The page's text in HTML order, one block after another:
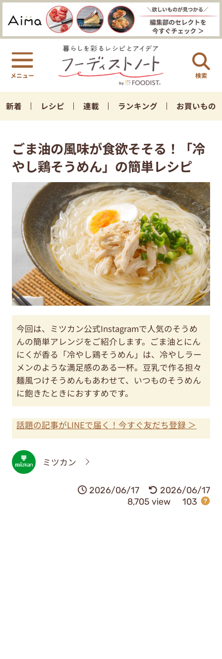
検索
新着 レシピ 連載 ランキング お買いもの
ごま油の風味が食欲そそる！「冷
やし鶏そうめん」の簡単レシピ
今回は、ミツカン公式Instagramで人気のそうめ
んの簡単アレンジをご紹介します。ごま油とにん
にくが香る「冷やし鶏そうめん」は、冷やしラー
メンのような満足感のある一杯。豆乳で作る担々
麺風つけそうめんもあわせて、いつものそうめん
に飽きたときにおすすめです。
話題の記事がLINEで届く！今すぐ友だち登録 ＞
ミツカン
2026/06/17
2026/06/17
8,705 view
103